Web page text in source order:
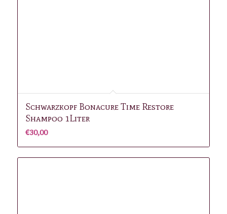
Schwarzkopf Bonacure Time Restore
Shampoo 1Liter
€30,00